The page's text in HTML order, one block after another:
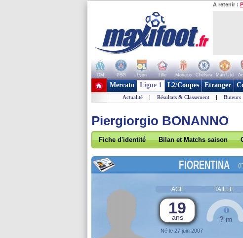
A retenir :
OM PSG Lyon Lille Monaco Chelsea Man Utd
+ de clubs
Mercato Ligue 1 L2/Coupes Etranger
Actualité | Résultats & Classement | Buteurs
Piergiorgio BONANNO
Fiche d'identité Bilan et Matchs saison
FIORENTINA
AGE TAILLE
19
ans
Né le 27 juin 2007
? m